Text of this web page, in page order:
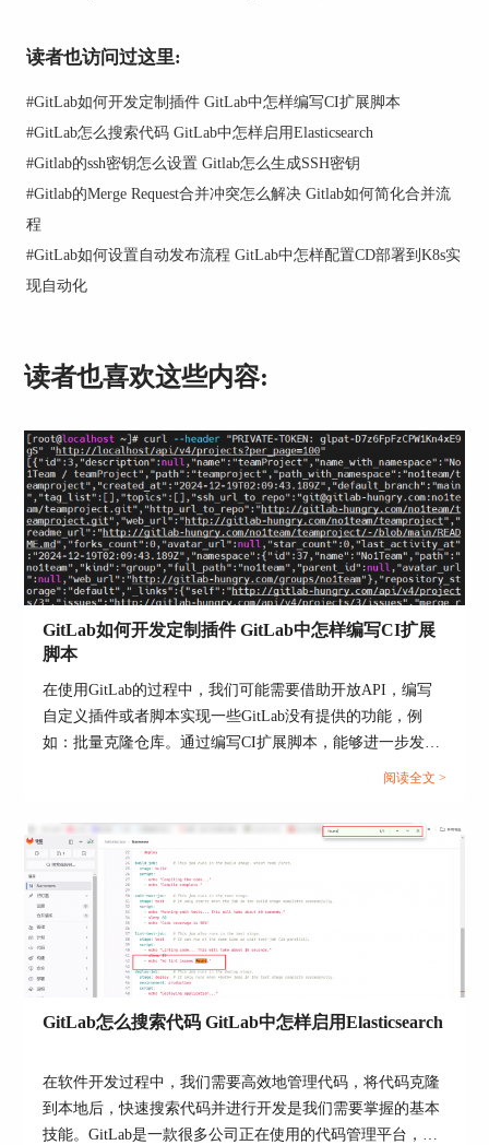
在GitLab中更改commit描述可以通过几个步骤完
成。
在打开的界面中，可以看到原始的commit信息，此
编辑完成后保存退出，如果已经将改动push到远程
仓库，则需要强制推送到远程仓库使用gitpush--
force命令。
需要注意的是，这种修改方式仅适用于最新的
commit，且修改后的commit会有一个新的ID。
三、gitlab修改commit信息注意事项
在修改GitLab中的commit信息时，需要特别注意几
个关键点。
图3：gitlab修改commit信息注意事项
首先，频繁地修改已经push的commit可能会导致团
队中其他成员在拉取最新代码时遇到冲突，因此建
议仅在必要时修改远程仓库中的commit。
其次，在修改commit信息前，最好与团队成员进行
了进一步开发的成员。
此外，使用gitpush--force时应格外小心，因为它会
覆盖远程仓库中的历史记录，可能导致其他人的工
作丢失。
读者也访问过这里:
#GitLab如何开发定制插件 GitLab中怎样编写CI扩展脚本
#GitLab怎么搜索代码 GitLab中怎样启用Elasticsearch
#Gitlab的ssh密钥怎么设置 Gitlab怎么生成SSH密钥
#Gitlab的Merge Request合并冲突怎么解决 Gitlab如何简化合并流
程
#GitLab如何设置自动发布流程 GitLab中怎样配置CD部署到K8s实
现自动化
读者也喜欢这些内容:
GitLab如何开发定制插件 GitLab中怎样编写CI扩展
脚本
在使用GitLab的过程中，我们可能需要借助开放API，编写
自定义插件或者脚本实现一些GitLab没有提供的功能，例
如：批量克隆仓库。通过编写CI扩展脚本，能够进一步发掘
GitLab的潜力，满足项目的个性化需求。本文将为大家介绍
相关内容。...
阅读全文 >
GitLab怎么搜索代码 GitLab中怎样启用Elasticsearch
在软件开发过程中，我们需要高效地管理代码，将代码克隆
到本地后，快速搜索代码并进行开发是我们需要掌握的基本
技能。GitLab是一款很多公司正在使用的代码管理平台，我